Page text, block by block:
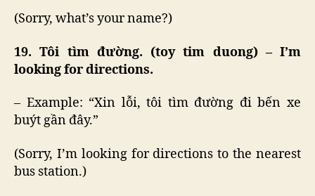
(Sorry, what’s your name?)
19. Tôi tìm đường. (toy tim duong) – I’m
looking for directions.
– Example: “Xin lỗi, tôi tìm đường đi bến xe
buýt gần đây.”
(Sorry, I’m looking for directions to the nearest
bus station.)